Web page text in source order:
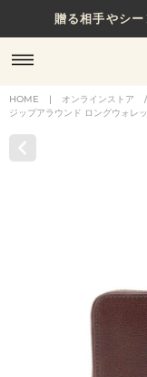
贈る相手やシ
HOME | オンラインストア /
ジップアラウンド ロングウォレ